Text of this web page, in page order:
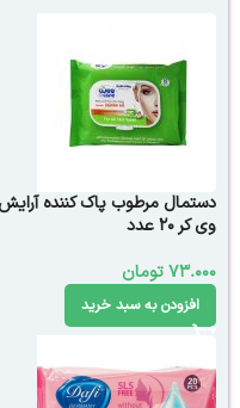
دستمال مرطوب پاک کننده آرایش
وی کر 20 عدد
73.000تومان
افزودن به سبد خرید